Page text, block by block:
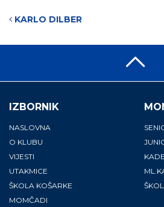
Post navigation
KARLO DILBER
IZBORNIK
NASLOVNA
O KLUBU
VIJESTI
UTAKMICE
ŠKOLA KOŠARKE
MOMČADI